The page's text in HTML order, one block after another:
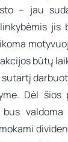
– jau
jis
būtų
Dėl